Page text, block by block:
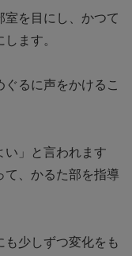
を目にし、かつて
ます。
るに声をかけるこ
い」と言われます
て、かるた部を指導
少しずつ変化をも